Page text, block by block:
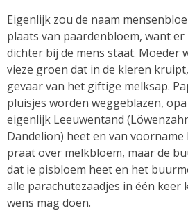
Eigenlijk zou de naam
plaats van paardenbloem, want er
dichter bij de mens staat. Moeder
vieze groen dat in de kleren
gevaar van het giftige melksap.
pluisjes worden weggeblazen,
eigenlijk Leeuwentand
Dandelion) heet en van
praat over melkbloem, maar de
dat ie pisbloem heet en het
alle parachutezaadjes in één keer
wens mag doen.